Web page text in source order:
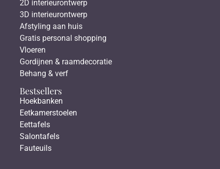
2D interieurontwerp
3D interieurontwerp
Afstyling aan huis
Gratis personal shopping
Vloeren
Gordijnen & raamdecoratie
Behang & verf
Bestsellers
Hoekbanken
Eetkamerstoelen
Eettafels
Salontafels
Fauteuils